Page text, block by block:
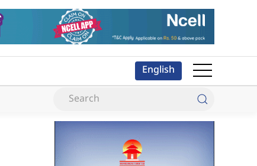
English